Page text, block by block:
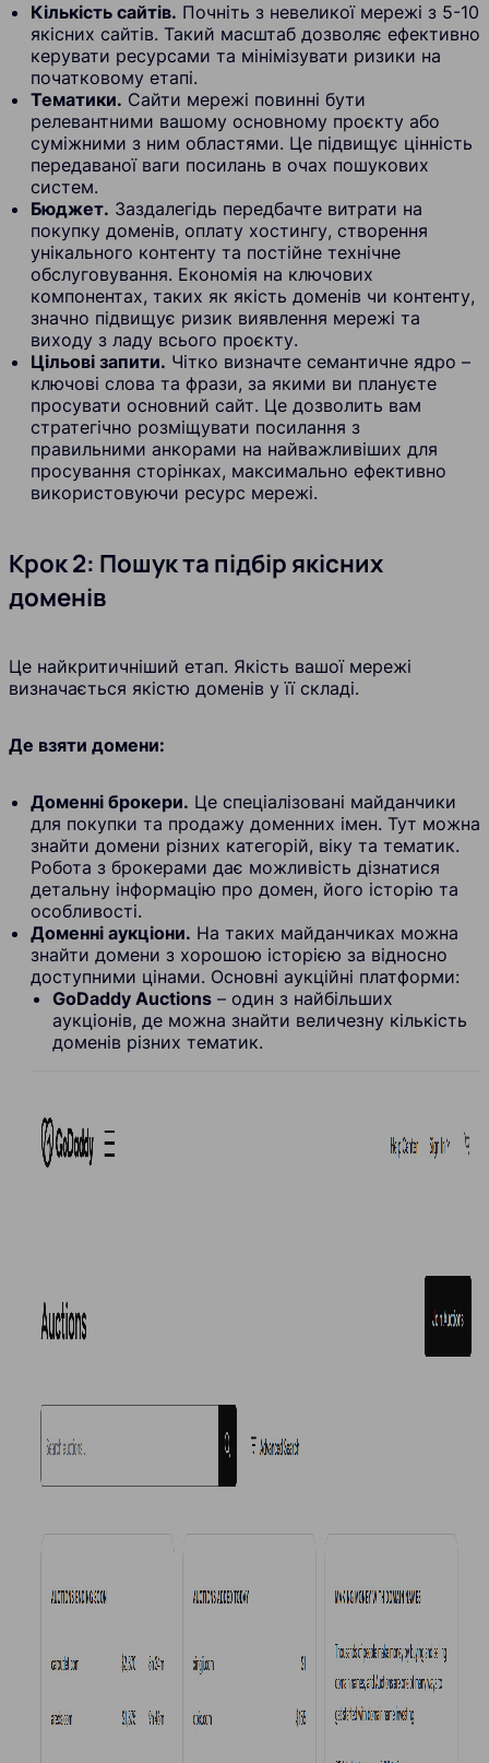
Кількість сайтів. Почніть з невеликої мережі з 5-10
якісних сайтів. Такий масштаб дозволяє ефективно
керувати ресурсами та мінімізувати ризики на
початковому етапі.
Тематики. Сайти мережі повинні бути
релевантними вашому основному проєкту або
суміжними з ним областями. Це підвищує цінність
передаваної ваги посилань в очах пошукових
систем.
Бюджет. Заздалегідь передбачте витрати на
покупку доменів, оплату хостингу, створення
унікального контенту та постійне технічне
обслуговування. Економія на ключових
компонентах, таких як якість доменів чи контенту,
значно підвищує ризик виявлення мережі та
виходу з ладу всього проєкту.
Цільові запити. Чітко визначте семантичне ядро –
ключові слова та фрази, за якими ви плануєте
просувати основний сайт. Це дозволить вам
стратегічно розміщувати посилання з
правильними анкорами на найважливіших для
просування сторінках, максимально ефективно
використовуючи ресурс мережі.
Крок 2: Пошук та підбір якісних
доменів
Це найкритичніший етап. Якість вашої мережі
визначається якістю доменів у її складі.
Де взяти домени:
Доменні брокери. Це спеціалізовані майданчики
для покупки та продажу доменних імен. Тут можна
знайти домени різних категорій, віку та тематик.
Робота з брокерами дає можливість дізнатися
детальну інформацію про домен, його історію та
особливості.
Доменні аукціони. На таких майданчиках можна
знайти домени з хорошою історією за відносно
доступними цінами. Основні аукційні платформи:
GoDaddy Auctions – один з найбільших
аукціонів, де можна знайти величезну кількість
доменів різних тематик.